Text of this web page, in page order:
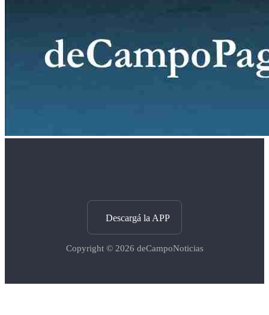
Descargá la APP
Copyright © 2026 deCampoNoticias